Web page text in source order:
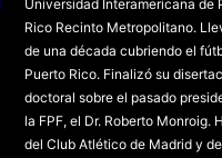
Universidad Interamericana de
Rico Recinto Metropolitano.
de una década cubriendo el
Puerto Rico. Finalizó su
doctoral sobre el pasado
la FPF, el Dr. Roberto Monroig.
del Club Atlético de Madrid y